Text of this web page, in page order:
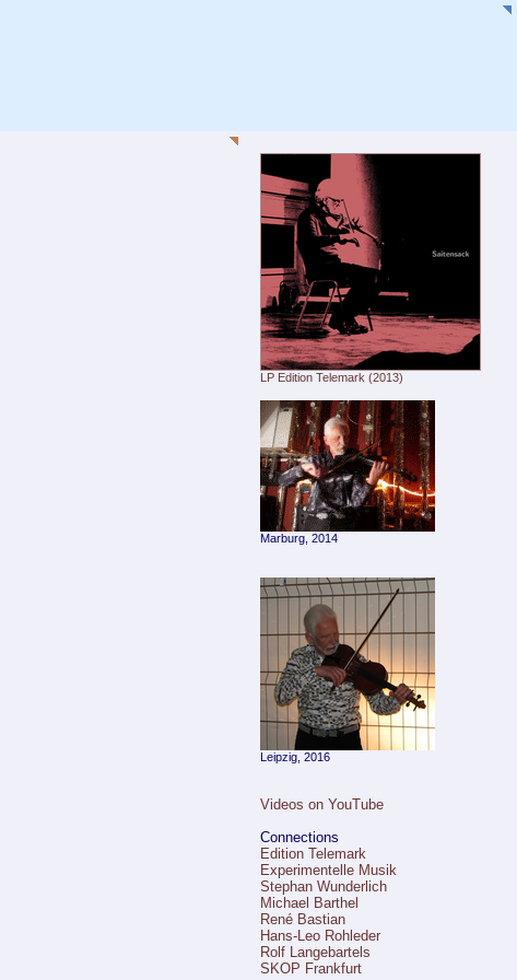
LP Edition Telemark (2013)
Marburg, 2014
Leipzig, 2016
Videos on YouTube
Connections
Edition Telemark
Experimentelle Musik
Stephan Wunderlich
Michael Barthel
René Bastian
Hans-Leo Rohleder
Rolf Langebartels
SKOP Frankfurt